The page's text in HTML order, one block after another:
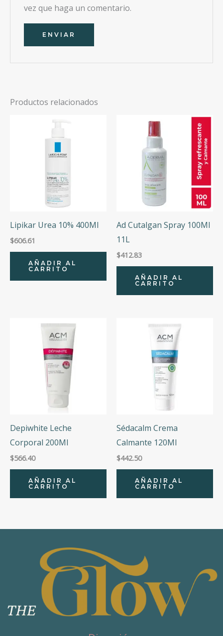
vez que haga un comentario.
Productos relacionados
Lipikar Urea 10% 400Ml
$606.61
AÑADIR AL
CARRITO
Ad Cutalgan Spray 100Ml
11L
$412.83
AÑADIR AL
CARRITO
Depiwhite Leche
Corporal 200Ml
$566.40
AÑADIR AL
CARRITO
Sédacalm Crema
Calmante 120Ml
$442.50
AÑADIR AL
CARRITO